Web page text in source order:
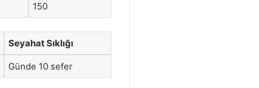
150
Seyahat Sıklığı
Günde 10 sefer